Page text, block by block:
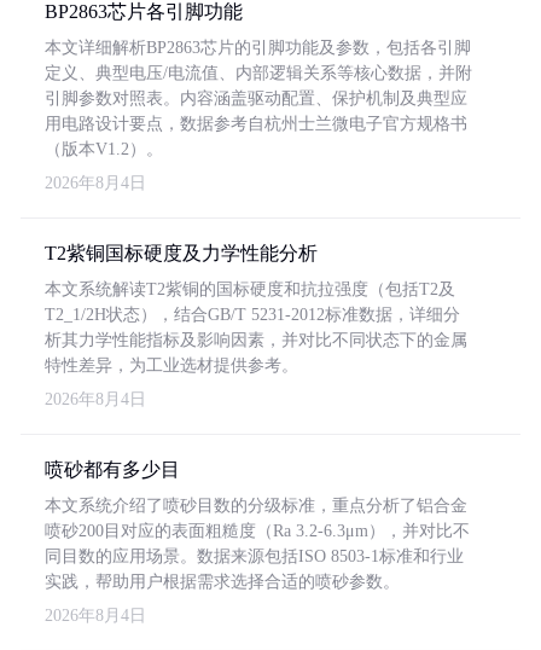
BP2863芯片各引脚功能
本文详细解析BP2863芯片的引脚功能及参数，包括各引脚
定义、典型电压/电流值、内部逻辑关系等核心数据，并附
引脚参数对照表。内容涵盖驱动配置、保护机制及典型应
用电路设计要点，数据参考自杭州士兰微电子官方规格书
（版本V1.2）。
2026年8月4日
T2紫铜国标硬度及力学性能分析
本文系统解读T2紫铜的国标硬度和抗拉强度（包括T2及
T2_1/2H状态），结合GB/T 5231-2012标准数据，详细分
析其力学性能指标及影响因素，并对比不同状态下的金属
特性差异，为工业选材提供参考。
2026年8月4日
喷砂都有多少目
本文系统介绍了喷砂目数的分级标准，重点分析了铝合金
喷砂200目对应的表面粗糙度（Ra 3.2-6.3μm），并对比不
同目数的应用场景。数据来源包括ISO 8503-1标准和行业
实践，帮助用户根据需求选择合适的喷砂参数。
2026年8月4日